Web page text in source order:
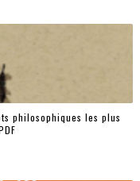
philosophiques les plus